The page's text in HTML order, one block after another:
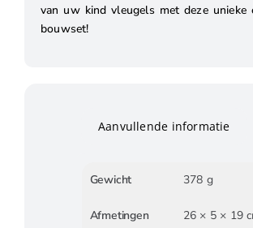
van uw kind vleugels met deze unieke
bouwset!
Aanvullende informatie
Gewicht 378 g
Afmetingen 26 × 5 × 19